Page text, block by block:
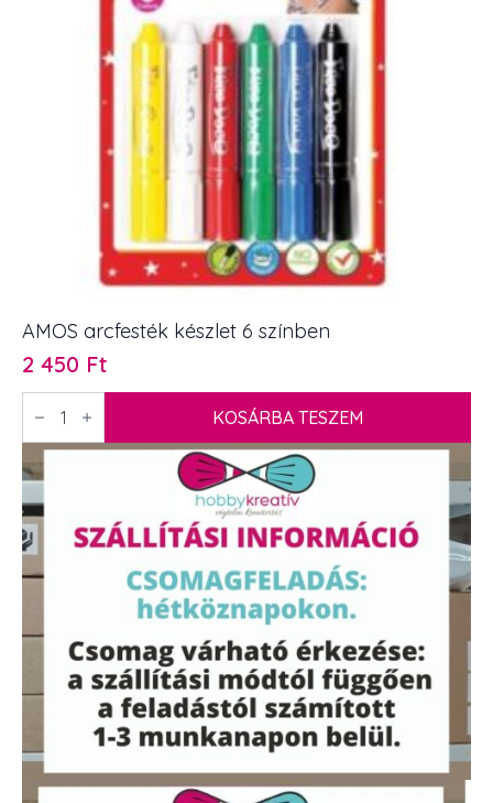
AMOS arcfesték készlet 6 színben
2 450 Ft
AMOS
arcfesték
színben
mennyiség
KOSÁRBA TESZEM